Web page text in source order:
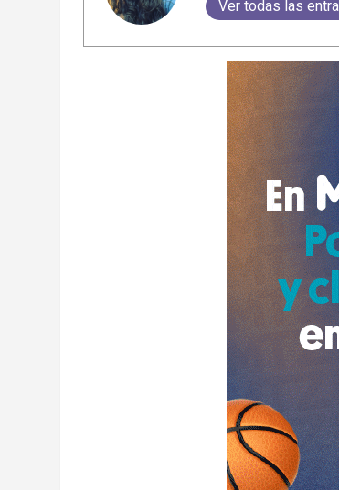
Ver todas las